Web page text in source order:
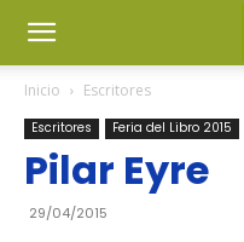
Inicio Escritores
Escritores Feria del Libro 2015
Pilar Eyre
29/04/2015